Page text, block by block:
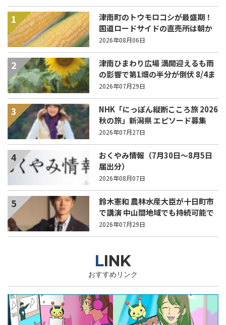
1
津南町のトウモロコシが最盛期！
国道ロードサイドの直売所は朝か
ら長い列！
2026年08月06日
2
津南ひまわり広場 満開迎えるも雨
の影響で第1畑の半分が倒伏 8/4ま
で駐車場を無料開放
2026年07月29日
3
NHK「にっぽん縦断こころ旅 2026
秋の旅」新潟県 エピソード募集
中！
2026年07月27日
4
おくやみ情報（7月30日～8月5日
届出分）
2026年08月07日
5
鈴木憲和 農林水産大臣が十日町市
で講演 中山間地域でも持続可能で
稼げる農業とは？
2026年07月29日
LINK
おすすめリンク